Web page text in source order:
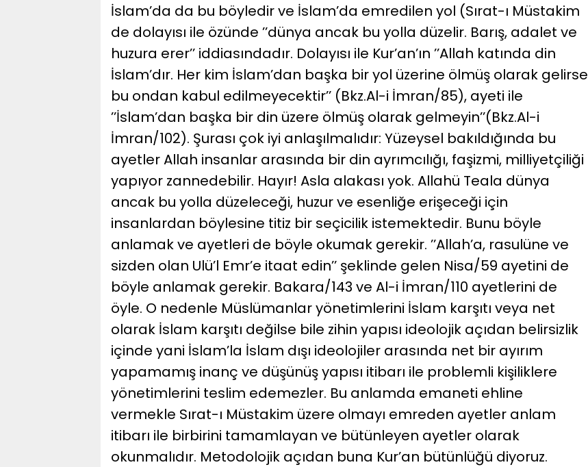
İslam’da da bu böyledir ve İslam’da emredilen yol (Sırat-ı Müstakim
de dolayısı ile özünde ’’dünya ancak bu yolla düzelir. Barış, adalet ve
huzura erer’’ iddiasındadır. Dolayısı ile Kur’an’ın ’’Allah katında din
İslam’dır. Her kim İslam’dan başka bir yol üzerine ölmüş olarak gelirse
bu ondan kabul edilmeyecektir’’ (Bkz.Al-i İmran/85), ayeti ile
’’İslam’dan başka bir din üzere ölmüş olarak gelmeyin’’(Bkz.Al-i
İmran/102). Şurası çok iyi anlaşılmalıdır: Yüzeysel bakıldığında bu
ayetler Allah insanlar arasında bir din ayrımcılığı, faşizmi, milliyetçiliği
yapıyor zannedebilir. Hayır! Asla alakası yok. Allahü Teala dünya
ancak bu yolla düzeleceği, huzur ve esenliğe erişeceği için
insanlardan böylesine titiz bir seçicilik istemektedir. Bunu böyle
anlamak ve ayetleri de böyle okumak gerekir. ’’Allah’a, rasulüne ve
sizden olan Ulü’l Emr’e itaat edin’’ şeklinde gelen Nisa/59 ayetini de
böyle anlamak gerekir. Bakara/143 ve Al-i İmran/110 ayetlerini de
öyle. O nedenle Müslümanlar yönetimlerini İslam karşıtı veya net
olarak İslam karşıtı değilse bile zihin yapısı ideolojik açıdan belirsizlik
içinde yani İslam’la İslam dışı ideolojiler arasında net bir ayırım
yapamamış inanç ve düşünüş yapısı itibarı ile problemli kişiliklere
yönetimlerini teslim edemezler. Bu anlamda emaneti ehline
vermekle Sırat-ı Müstakim üzere olmayı emreden ayetler anlam
itibarı ile birbirini tamamlayan ve bütünleyen ayetler olarak
okunmalıdır. Metodolojik açıdan buna Kur’an bütünlüğü diyoruz.